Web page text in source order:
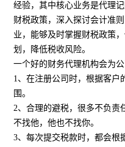
经验，其中核心业务是代理
财税政策，深入探讨会计准
业，能够及时掌握财税政策
划，降低税收风险。
一个好的财务代理机构会为公
1、在注册公司时，根据客户
围。
2、合理的避税，很多不负责
不找他，他也不找你。
3、每次提交税款时，都会根